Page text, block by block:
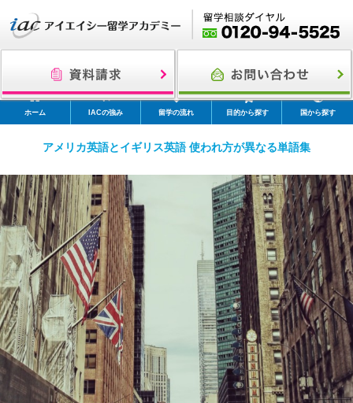
ホーム IACの強み 留学の流れ 目的から探す 国から探す
アメリカ英語とイギリス英語 使われ方が異なる単語集